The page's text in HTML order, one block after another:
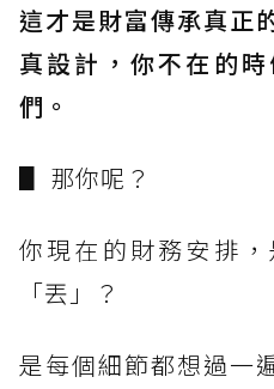
這才是財富傳承真正
真設計，你不在的
們。
▋ 那你呢？
你現在的財務安排
「丟」？
是每個細節都想過一